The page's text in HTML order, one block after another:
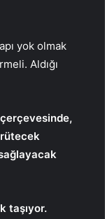
yok olmak
Aldığı
çerçevesinde,
taşıyor.